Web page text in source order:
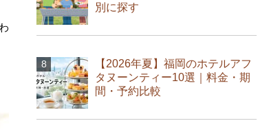
別に探す
【2026年夏】福岡のホテルアフ
タヌーンティー10選｜料金・期
間・予約比較